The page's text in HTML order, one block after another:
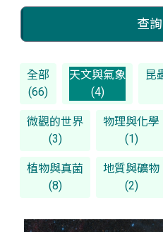
查詢
全部
(66)
天文與氣象
(4)
昆
微觀的世界
(3)
物理與化學
(1)
植物與真菌
(8)
地質與礦物
(2)